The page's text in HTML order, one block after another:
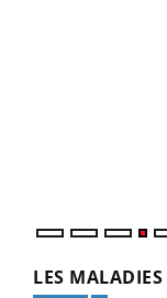
LES MALADIES